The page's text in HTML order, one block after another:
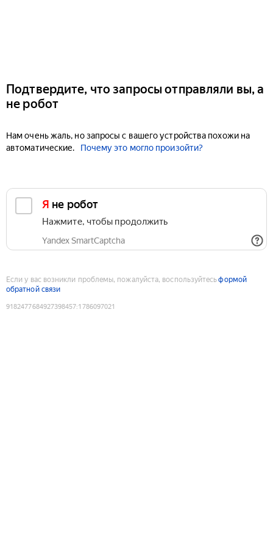
Подтвердите, что запросы отправляли вы, а
не робот
Нам очень жаль, но запросы с вашего устройства похожи на
автоматические.
Почему это могло произойти?
Я не робот
Нажмите, чтобы продолжить
Yandex SmartCaptcha
Если у вас возникли проблемы, пожалуйста, воспользуйтесьформой
обратной связи
9182477684927398457:1786097021